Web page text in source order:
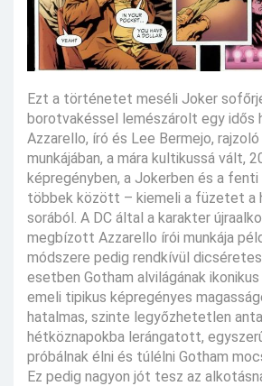
Ezt a történetet meséli Joker
borotvakéssel lemészárolt egy idős
Azzarello, író és Lee Bermejo,
munkájában, a mára kultikussá vált,
képregényben, a Jokerben és a
többek között – kiemeli a füzetet a
sorából. A DC által a karakter
megbízott Azzarello írói munkája
módszere pedig rendkívül
esetben Gotham alvilágának
emeli tipikus képregényes
hatalmas, szinte legyőzhetetlen
hétköznapokba lerángatott,
próbálnak élni és túlélni Gotham
Ez pedig nagyon jót tesz az